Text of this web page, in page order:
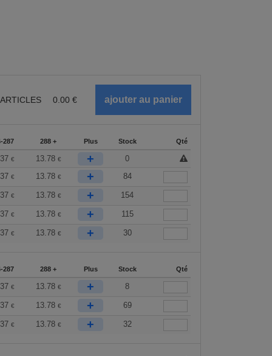
ARTICLES 0.00 €
287 288 + Plus Stock Qté
€ 13.78 € +
0
€ 13.78 € + 84
€ 13.78 € + 154
€ 13.78 € + 115
€ 13.78 € + 30
287 288 + Plus Stock Qté
€ 13.78 € + 8
€ 13.78 € + 69
€ 13.78 € + 32